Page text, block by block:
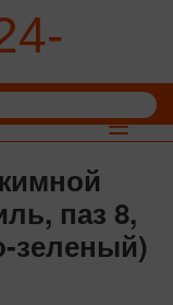
Toggle
паз 8,
зеленый)